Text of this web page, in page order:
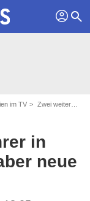
profil search
im TV Zwei weitere Rückkehrer in "Star Trek: Picard" – aber neue Darsteller!
in
neue